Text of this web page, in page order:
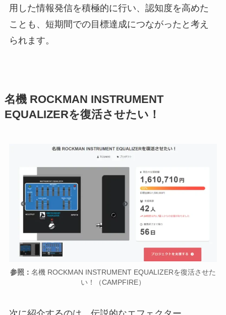
用した情報発信を積極的に行い、認知度を高めた
ことも、短期間での目標達成につながったと考え
られます。
名機 ROCKMAN INSTRUMENT
EQUALIZERを復活させたい！
参照： 名機 ROCKMAN INSTRUMENT EQUALIZERを復活させた
い！（CAMPFIRE）